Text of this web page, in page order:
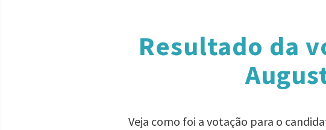
Resultado da
Veja como foi a votação para o